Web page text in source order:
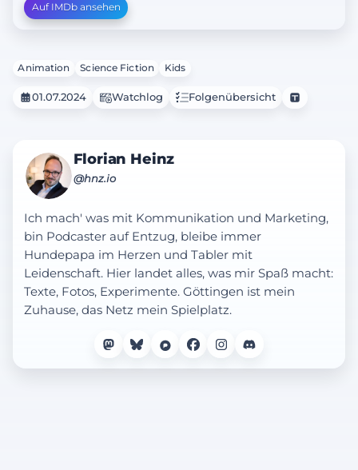
Auf IMDb ansehen
Animation Science Fiction Kids
01.07.2024 Watchlog Folgenübersicht
Florian Heinz
@hnz.io
Ich mach' was mit Kommunikation und Marketing,
bin Podcaster auf Entzug, bleibe immer
Hundepapa im Herzen und Tabler mit
Leidenschaft. Hier landet alles, was mir Spaß macht:
Texte, Fotos, Experimente. Göttingen ist mein
Zuhause, das Netz mein Spielplatz.